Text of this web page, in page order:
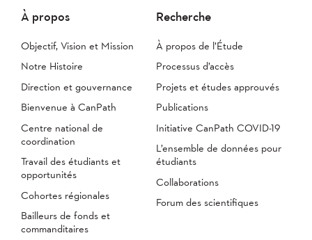
À propos
Objectif, Vision et Mission
Notre Histoire
Direction et gouvernance
Bienvenue à CanPath
Centre national de
coordination
Travail des étudiants et
opportunités
Cohortes régionales
Bailleurs de fonds et
commanditaires
Recherche
À propos de l’Étude
Processus d’accès
Projets et études approuvés
Publications
Initiative CanPath COVID-19
L’ensemble de données pour
étudiants
Collaborations
Forum des scientifiques